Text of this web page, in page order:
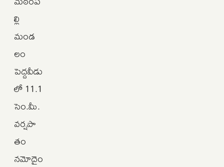
ల్లి
మండ
లం
పెద్దవీడు
లో 11.1
సెం.మీ.
వర్షపా
తం
నమోదైం